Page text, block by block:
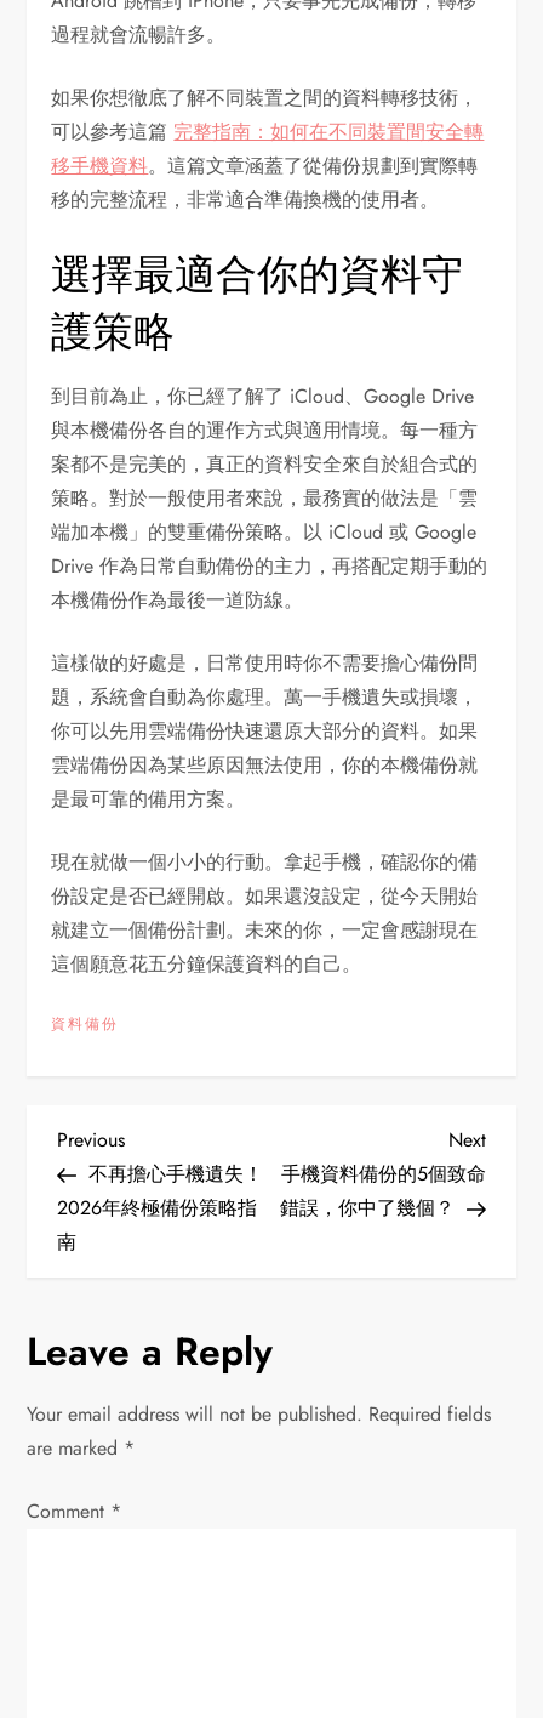
過程就會流暢許多。
如果你想徹底了解不同裝置之間的資料轉移技術，
可以參考這篇 完整指南：如何在不同裝置間安全轉
移手機資料。這篇文章涵蓋了從備份規劃到實際轉
移的完整流程，非常適合準備換機的使用者。
選擇最適合你的資料守
護策略
到目前為止，你已經了解了 iCloud、Google Drive
與本機備份各自的運作方式與適用情境。每一種方
案都不是完美的，真正的資料安全來自於組合式的
策略。對於一般使用者來說，最務實的做法是「雲
端加本機」的雙重備份策略。以 iCloud 或 Google
Drive 作為日常自動備份的主力，再搭配定期手動的
本機備份作為最後一道防線。
這樣做的好處是，日常使用時你不需要擔心備份問
題，系統會自動為你處理。萬一手機遺失或損壞，
你可以先用雲端備份快速還原大部分的資料。如果
雲端備份因為某些原因無法使用，你的本機備份就
是最可靠的備用方案。
現在就做一個小小的行動。拿起手機，確認你的備
份設定是否已經開啟。如果還沒設定，從今天開始
就建立一個備份計劃。未來的你，一定會感謝現在
這個願意花五分鐘保護資料的自己。
資料備份
P
o
s
n
a
v
Previous
Post
Previous
不再擔心手機遺失！
2026年終極備份策略指
南
Next
Post
Next
手機資料備份的5個致命
錯誤，你中了幾個？
Leave a Reply
Your email address will not be published. Required fields
are marked *
Comment *